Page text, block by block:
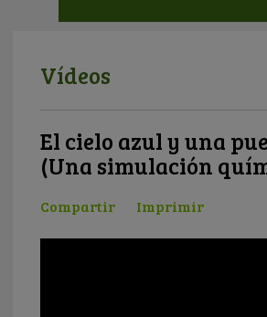
Vídeos
El cielo azul y una
(Una simulación
Compartir Imprimir